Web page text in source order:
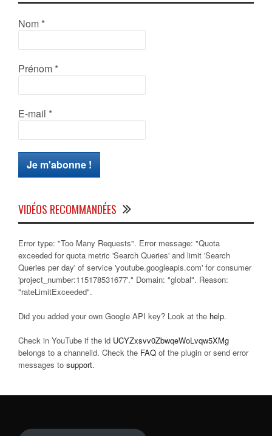
Nom *
Prénom *
E-mail *
VIDÉOS RECOMMANDÉES
Error type: "Too Many Requests". Error message: "Quota
exceeded for quota metric 'Search Queries' and limit 'Search
Queries per day' of service 'youtube.googleapis.com' for consumer
'project_number:115178531677'." Domain: "global". Reason:
"rateLimitExceeded".
Did you added your own Google API key? Look at the help.
Check in YouTube if the id UCYZxsvv0ZbwqeWoLvqw5XMg
belongs to a channelid. Check the FAQ of the plugin or send error
messages to support.